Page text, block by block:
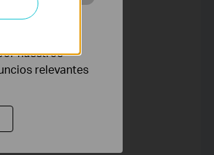
is recommended.
con el fin de
nuestros
relevantes